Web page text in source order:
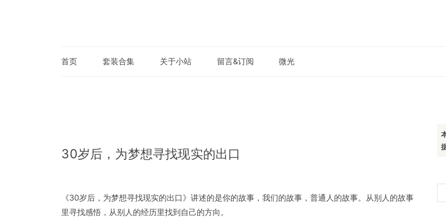
首页 套装合集 关于小站 留言&订阅 微光
30岁后，为梦想寻找现实的出口
《30岁后，为梦想寻找现实的出口》讲述的是你的故事，我们的故事，普通人的故事。从别人的故事
里寻找感悟，从别人的经历里找到自己的方向。
索